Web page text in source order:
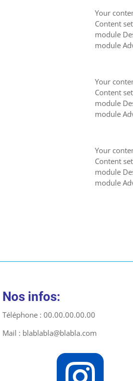
Your
Content
module
module
Your
Content
module
module
Your
Content
module
module
Nos infos:
Téléphone : 00.00.00.00.00
Mail : blablabla@blabla.com